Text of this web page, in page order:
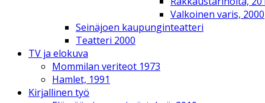
Valkoinen varis, 2000
Seinäjoen kaupunginteatteri
Teatteri 2000
TV ja elokuva
Mommilan veriteot 1973
Hamlet, 1991
Kirjallinen työ